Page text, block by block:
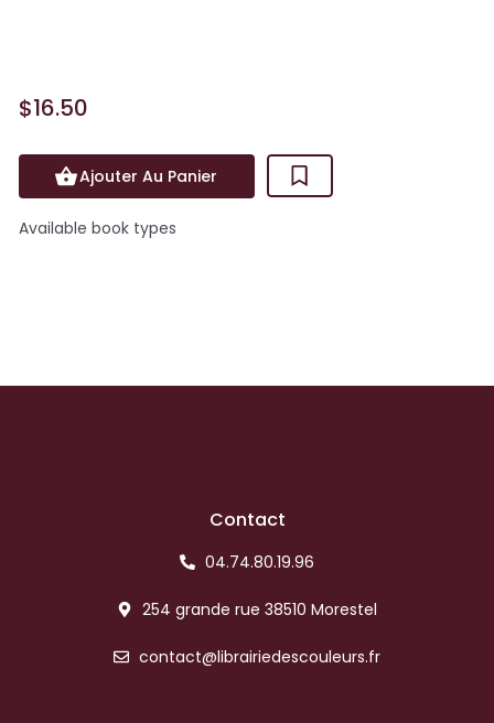
$16.50
Ajouter Au Panier
Available book types
Contact
04.74.80.19.96
254 grande rue 38510 Morestel
contact@librairiedescouleurs.fr